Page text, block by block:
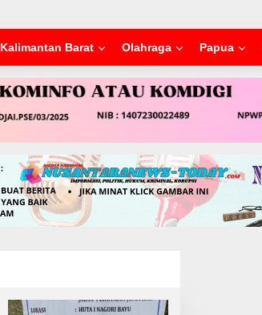
Kalimantan Barat Olahraga Papua